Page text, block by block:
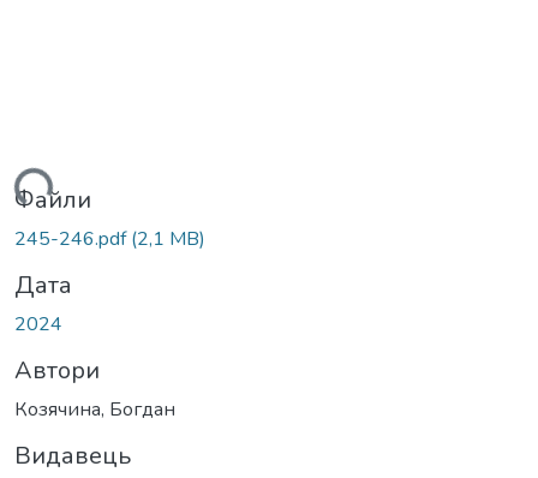
Файли
245-246.pdf(2,1 MB)
Дата
2024
Автори
Козячина, Богдан
Видавець